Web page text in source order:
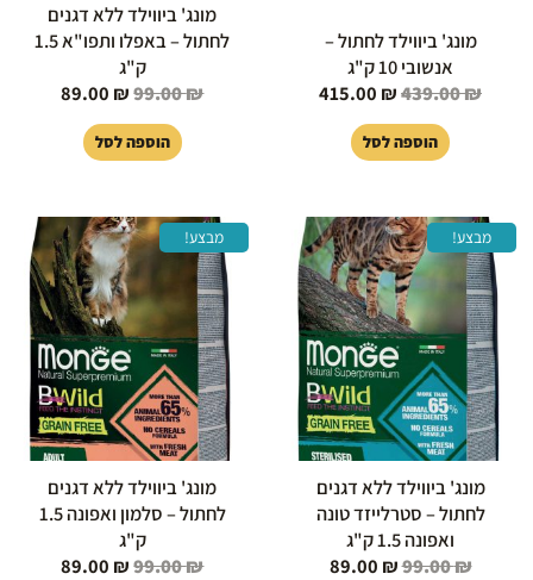
מונג' ביווילד לחתול –
אנשובי 10 ק"ג
439.00₪
415.00 ₪
הוספה לסל
מונג' ביווילד ללא דגנים
לחתול – באפלו ותפו"א 1.5
ק"ג
99.00₪
89.00 ₪
הוספה לסל
מבצע!
מונג' ביווילד ללא דגנים
לחתול – סטרלייזד טונה
ואפונה 1.5 ק"ג
99.00₪
המחיר
המקורי
היה:
99.00 ₪.
89.00 ₪
המחיר
הנוכחי
הוא:
89.00 ₪.
מבצע!
מונג' ביווילד ללא דגנים
לחתול – סלמון ואפונה 1.5
ק"ג
99.00₪
המחיר
המקורי
היה:
99.00 ₪.
89.00 ₪
המחיר
הנוכחי
הוא:
89.00 ₪.